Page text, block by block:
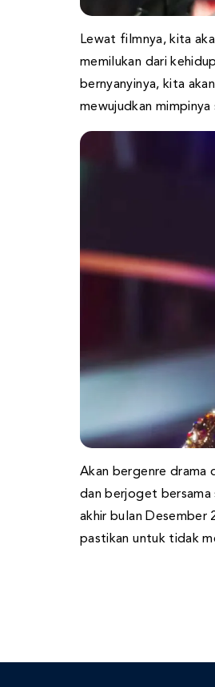
Lewat filmnya, kita
memilukan dari
bernyanyinya, kita
mewujudkan
Akan bergenre drama
dan berjoget bersama
akhir bulan Desember
pastikan untuk tidak